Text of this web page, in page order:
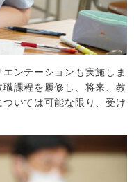
ンテーションも実施しま
課程を履修し、将来、教
いては可能な限り、受け